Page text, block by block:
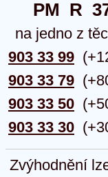
PM  R
na jedno z
903 33 99
903 33 79
903 33 50
903 33 30
Zvýhodnění